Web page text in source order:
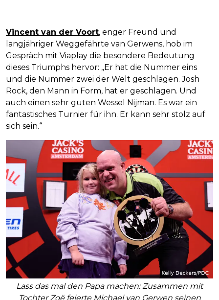
Vincent van der Voort, enger Freund und
langjähriger Weggefährte van Gerwens, hob im
Gespräch mit Viaplay die besondere Bedeutung
dieses Triumphs hervor: „Er hat die Nummer eins
und die Nummer zwei der Welt geschlagen. Josh
Rock, den Mann in Form, hat er geschlagen. Und
auch einen sehr guten Wessel Nijman. Es war ein
fantastisches Turnier für ihn. Er kann sehr stolz auf
sich sein.“
Lass das mal den Papa machen: Zusammen mit
Tochter Zoë feierte Michael van Gerwen seinen